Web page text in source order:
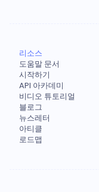
리소스
도움말 문서
시작하기
API 아카데미
비디오 튜토리얼
블로그
뉴스레터
아티클
로드맵